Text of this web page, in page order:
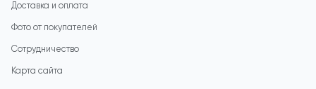
Доставка и оплата
Фото от покупателей
Сотрудничество
Карта сайта